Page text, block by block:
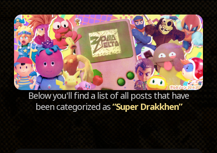
Below you'll find a list of all posts that have
been categorized as“Super Drakkhen”